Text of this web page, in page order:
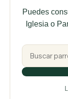
Puedes
Iglesia o